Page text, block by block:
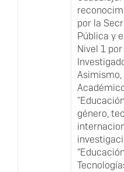
por la
Pública y
Nivel 1
género,